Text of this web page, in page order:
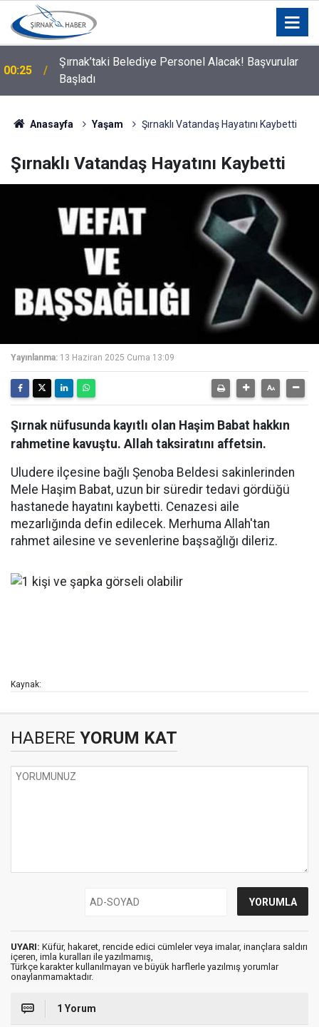
00:21
Silopi Belediyesi'nden Uyarı: 11.00-16.00 Saatleri
Arasında Dışarı Çıkmayın
Anasayfa Yaşam Şırnaklı Vatandaş Hayatını Kaybetti
Şırnaklı Vatandaş Hayatını Kaybetti
Yayınlanma: 13 Haziran 2025 Cuma 13:09
Şırnak nüfusunda kayıtlı olan Haşim Babat hakkın
rahmetine kavuştu. Allah taksiratını affetsin.
Uludere ilçesine bağlı Şenoba Beldesi sakinlerinden
Mele Haşim Babat, uzun bir süredir tedavi gördüğü
hastanede hayatını kaybetti. Cenazesi aile
mezarlığında defin edilecek. Merhuma Allah'tan
rahmet ailesine ve sevenlerine başsağlığı dileriz.
Kaynak:
HABERE YORUM KAT
UYARI: Küfür, hakaret, rencide edici cümleler veya imalar, inançlara saldırı
içeren, imla kuralları ile yazılmamış,
Türkçe karakter kullanılmayan ve büyük harflerle yazılmış yorumlar
onaylanmamaktadır.
1 Yorum